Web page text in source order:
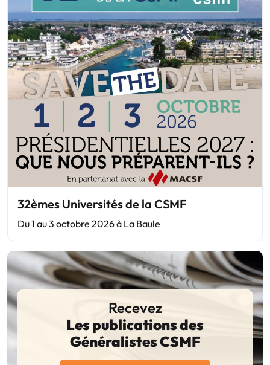
32èmes Universités de la CSMF
Du 1 au 3 octobre 2026 à La Baule
Recevez
Les publications des
Généralistes CSMF